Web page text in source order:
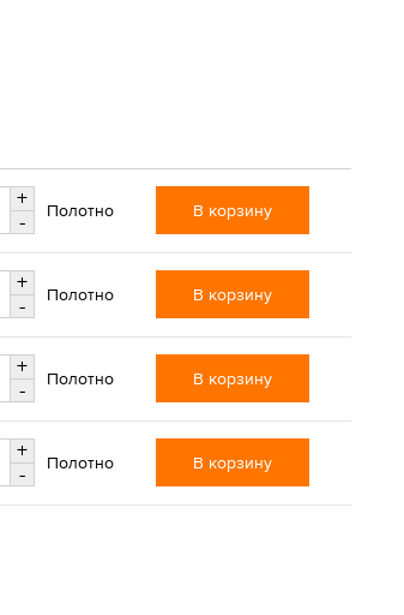
+
-
Полотно В корзину
+
-
Полотно В корзину
+
-
Полотно В корзину
+
-
Полотно В корзину